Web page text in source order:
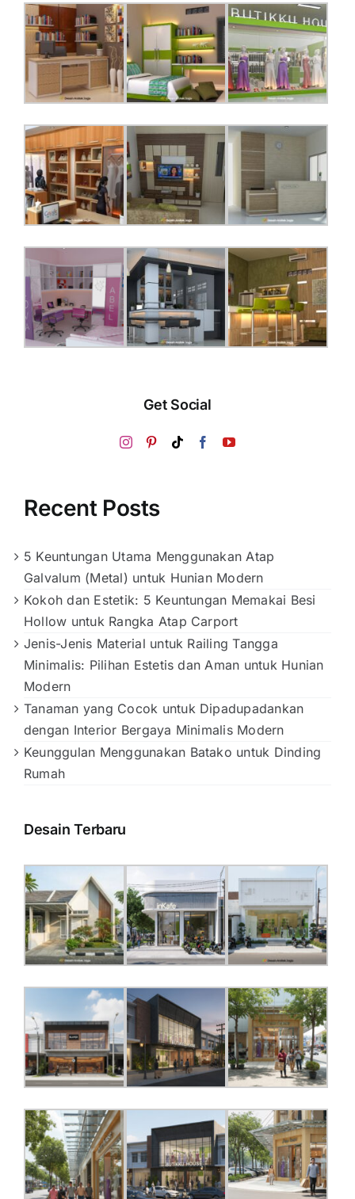
Get Social
Recent Posts
5 Keuntungan Utama Menggunakan Atap
Galvalum (Metal) untuk Hunian Modern
Kokoh dan Estetik: 5 Keuntungan Memakai Besi
Hollow untuk Rangka Atap Carport
Jenis-Jenis Material untuk Railing Tangga
Minimalis: Pilihan Estetis dan Aman untuk Hunian
Modern
Tanaman yang Cocok untuk Dipadupadankan
dengan Interior Bergaya Minimalis Modern
Keunggulan Menggunakan Batako untuk Dinding
Rumah
Desain Terbaru